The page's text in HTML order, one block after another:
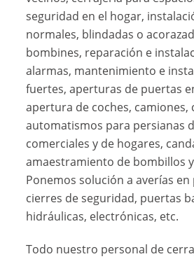
seguridad en el hogar,
normales, blindadas o
bombines, reparación e
alarmas, mantenimiento e
fuertes, aperturas de puertas
apertura de coches, camiones,
automatismos para persianas
comerciales y de hogares,
amaestramiento de bombillos
Ponemos solución a averías
cierres de seguridad, puertas
hidráulicas, electrónicas, etc.
Todo nuestro personal de